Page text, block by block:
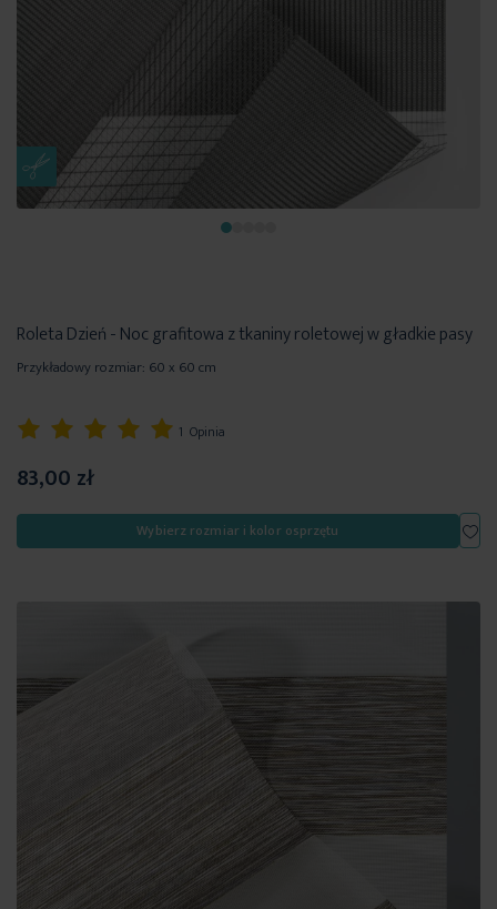
Roleta Dzień - Noc grafitowa z tkaniny roletowej w gładkie pasy
Przykładowy rozmiar: 60 x 60 cm
Ocena:
1 Opinia
83,00 zł
Wybierz rozmiar i kolor osprzętu